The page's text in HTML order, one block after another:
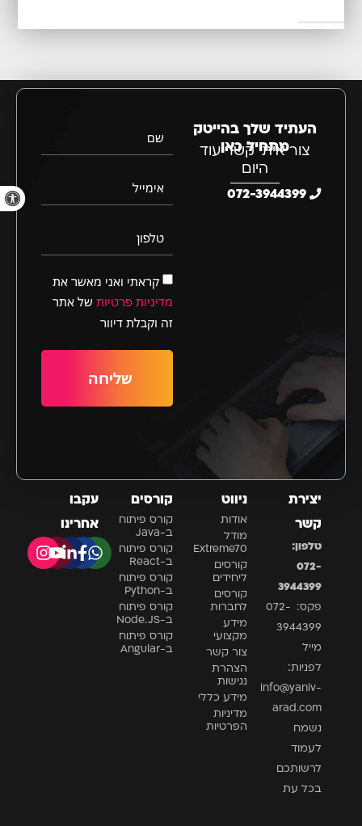
פתח
העתיד שלך בהייטק
מתחיל כאן
צור איתי קשר עוד
היום
שם
אימייל
טלפון
קראתי ואני מאשר את
מדיניות פרטיות של אתר
זה וקבלת דיוור
שליחה
יצירת
קשר
טלפון:
072-
3944399
פקס: 072-
3944399
מייל
לפניות:
info@yaniv-
arad.com
נשמח
לעמוד
לרשותכם
בכל עת
ניווט
אודות
מודל
Extreme70
קורסים
ליחידים
קורסים
לחברות
מידע
מקצועי
צור קשר
הצהרת
נגישות
מידע כללי
מדיניות
הפרטיות
קורסים
קורס פיתוח
ב-Java
קורס פיתוח
ב-React
קורס פיתוח
ב-Python
קורס פיתוח
ב-Node.JS
קורס פיתוח
ב-Angular
עקבו
אחרינו